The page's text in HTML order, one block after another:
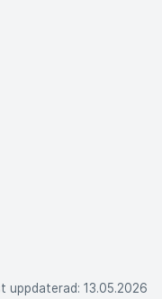
uppdaterad: 13.05.2026